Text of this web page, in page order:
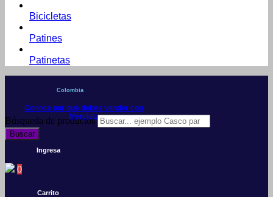
Bicicletas
Patines
Patinetas
Colombia
Conoce por qué debes vender con
Mercleta
Búsqueda de productos
Buscar
Ingresa
0
Carrito